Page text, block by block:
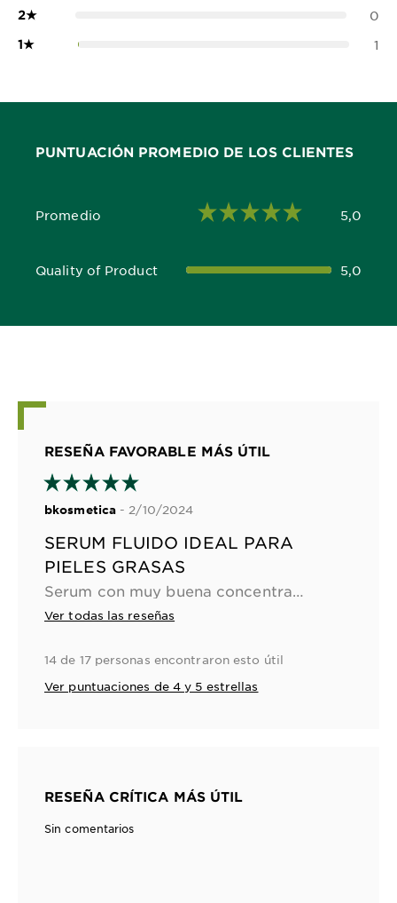
2★ 0
1★ 1
PUNTUACIÓN PROMEDIO DE LOS CLIENTES
Promedio
5,0 out of 5 stars 5,0
Quality of Product
5,0 out of 5 stars 5,0
RESEÑA FAVORABLE MÁS ÚTIL
bkosmetica - 2/10/2024
SERUM FLUIDO IDEAL PARA
PIELES GRASAS
Ver todas las reseñas
14 de 17 personas encontraron esto útil
Ver puntuaciones de 4 y 5 estrellas
RESEÑA CRÍTICA MÁS ÚTIL
Sin comentarios